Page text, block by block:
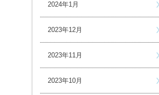
2024年1月
2023年12月
2023年11月
2023年10月